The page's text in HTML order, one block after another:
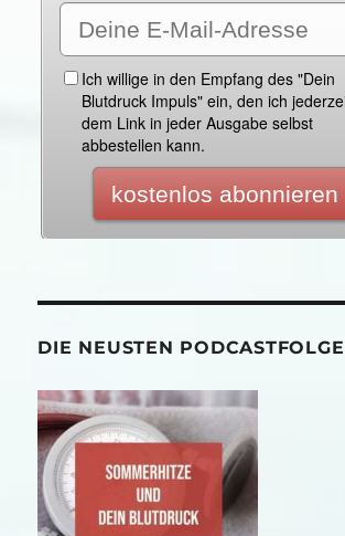
DIE NEUSTEN